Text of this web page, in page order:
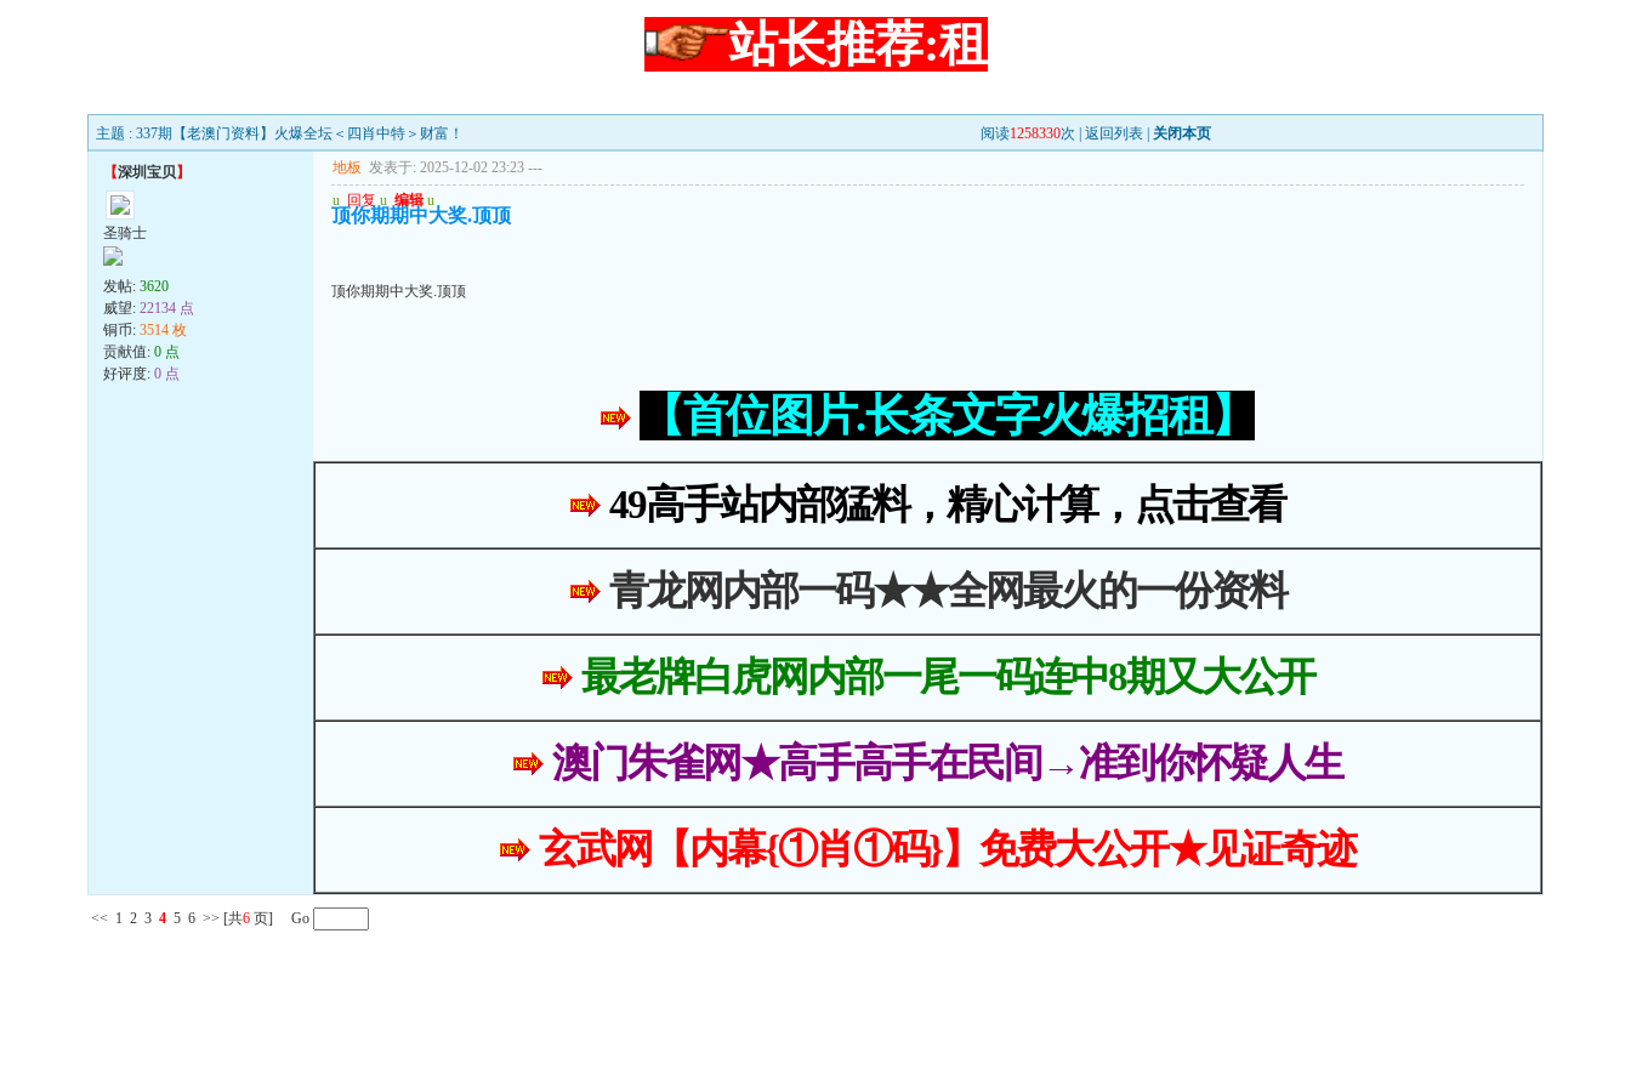
站长推荐:租
主题 : 337期【老澳门资料】火爆全坛＜四肖中特＞财富！ 阅读1258330次 | 返回列表 关闭本页
【深圳宝贝】
圣骑士
发帖: 3620
威望: 22134 点
铜币: 3514 枚
贡献值: 0 点
好评度: 0 点
地板 发表于: 2025-12-02 23:23 ---
u 回复 u 编辑 u
顶你期期中大奖.顶顶
顶你期期中大奖.顶顶
【首位图片.长条文字火爆招租】
49高手站内部猛料，精心计算，点击查看
青龙网内部一码★★全网最火的一份资料
最老牌白虎网内部一尾一码连中8期又大公开
澳门朱雀网★高手高手在民间→准到你怀疑人生
玄武网【内幕{①肖①码}】免费大公开★见证奇迹
<< 1 2 3 4 5 6 >> [共6 页] Go